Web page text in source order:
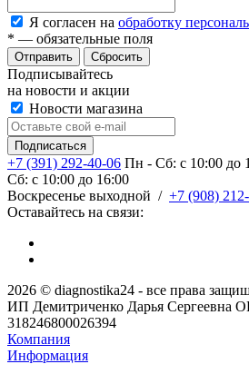
Я согласен на обработку
* — обязательные поля
Сбросить
Подписывайтесь
на новости и акции
Новости магазина
+7 (391) 292-40-06 Пн - Сб: c 10:00 до
Сб: c 10:00 до 16:00
​Воскресенье выходной / +7 (908)
Оставайтесь на связи:
2026 © diagnostika24 - все права
ИП Демитриченко Дарья Сергеевна
318246800026394
Компания
Информация